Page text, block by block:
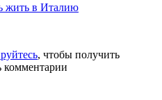
жить в Италию
, чтобы получить
комментарии